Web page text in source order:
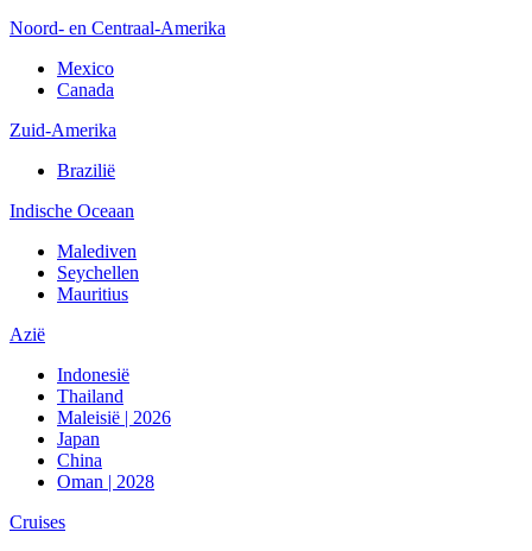
Noord- en Centraal-Amerika
Mexico
Canada
Zuid-Amerika
Brazilië
Indische Oceaan
Malediven
Seychellen
Mauritius
Azië
Indonesië
Thailand
Maleisië | 2026
Japan
China
Oman | 2028
Cruises